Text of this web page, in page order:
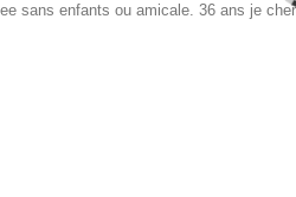
sans enfants ou amicale. 36 ans je